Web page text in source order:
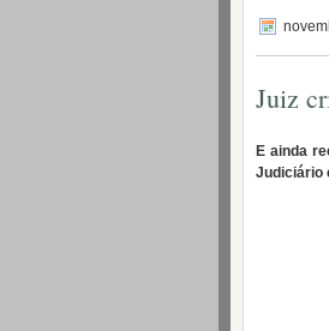
Juiz
E ainda
Judiciário